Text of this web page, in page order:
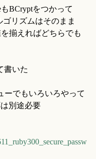
もBCryptをつかって
ゴリズムはそのまま
を揃えればどちらでも
書いた
ーでもいろいろやって
別途必要